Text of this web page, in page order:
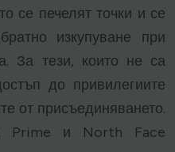
се печелят точки и се
изкупуване при
За тези, които не са
до привилегиите
от присъединяването.
Prime и North Face